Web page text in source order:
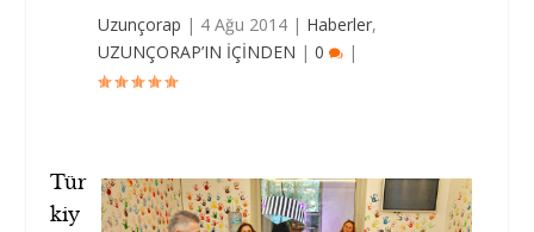
Uzunçorap | 4 Ağu 2014 | Haberler,
UZUNÇORAP’IN İÇİNDEN |0 |
Tür
kiy